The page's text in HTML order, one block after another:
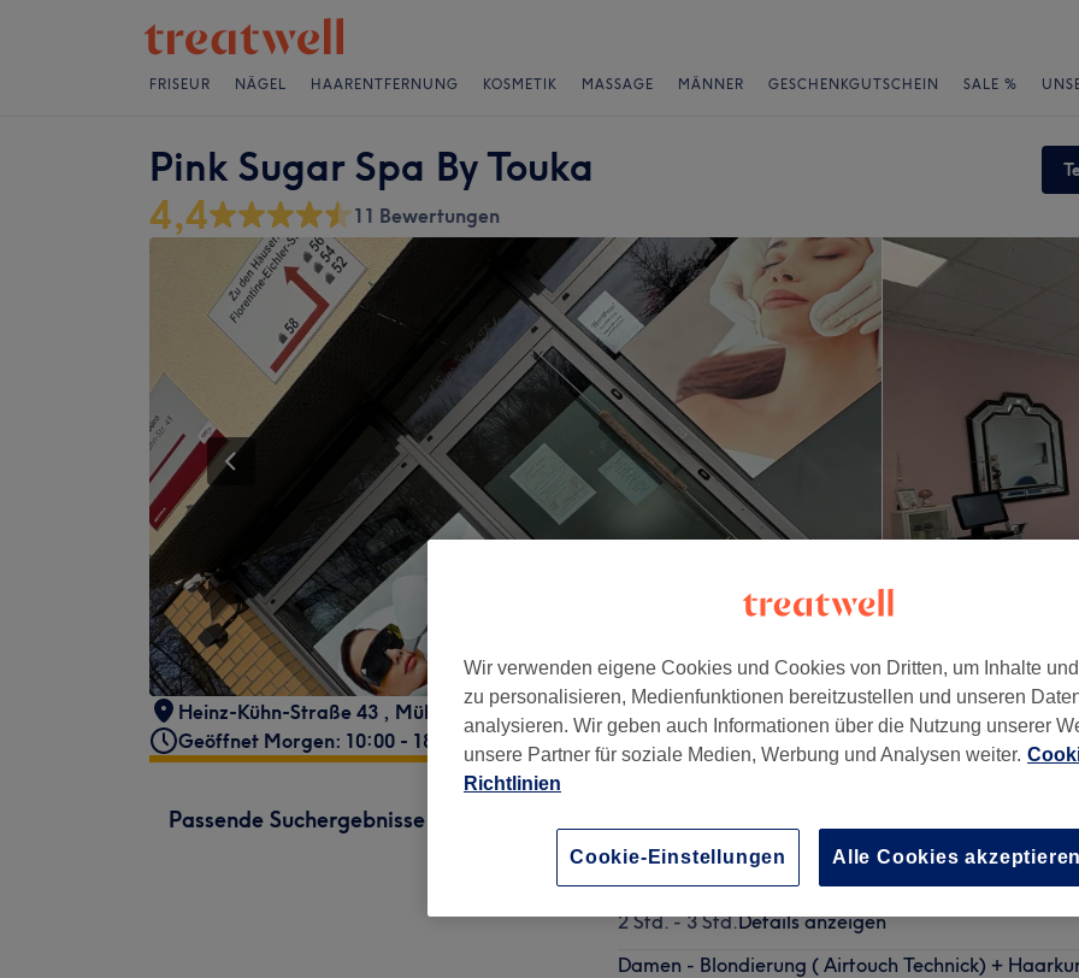
FRISEUR NÄGEL HAARENTFERNUNG KOSMETIK MASSAGE MÄNNER GESCHENKGUTSCHEIN SALE %
Pink Sugar Spa By Touka
4,4 11 Bewertungen
Heinz-Kühn-Straße 43 , Mülheim, Köln, 51067
Geöffnet Morgen: 10:00 - 18:00
Passende Suchergebnisse
2 Std.Details anzeigen
Damen - Highlights + Haarkur & Föhnen
2 Std. - 3 Std.Details anzeigen
Damen - Blondierung ( Airtouch Technick) +
Wir verwenden eigene Cookies und Cookies von Dritten, um Inhalte
zu personalisieren, Medienfunktionen bereitzustellen und unseren
analysieren. Wir geben auch Informationen über die Nutzung unserer
unsere Partner für soziale Medien, Werbung und Analysen weiter.
Richtlinien
Cookie-Einstellungen Alle Cookies